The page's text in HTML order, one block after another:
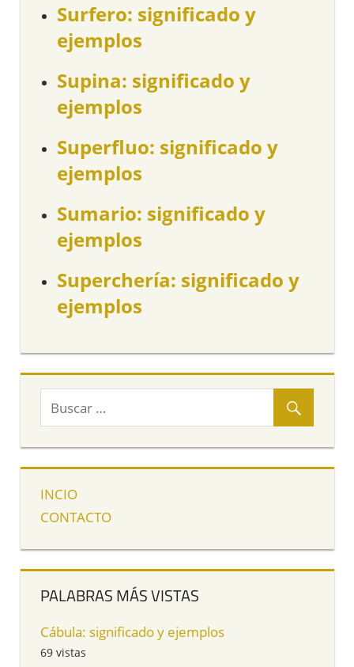
Surfero: significado y
ejemplos
Supina: significado y
ejemplos
Superfluo: significado y
ejemplos
Sumario: significado y
ejemplos
Superchería: significado y
ejemplos
INCIO
CONTACTO
PALABRAS MÁS VISTAS
Cábula: significado y ejemplos
69 vistas